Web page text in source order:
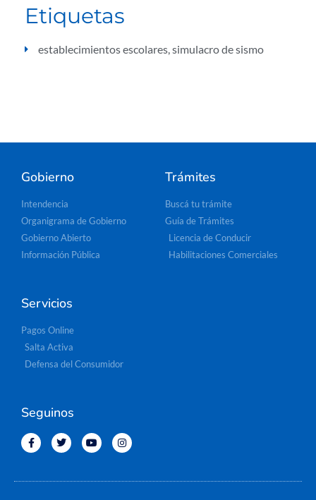
Etiquetas
establecimientos escolares,simulacro de sismo
Gobierno
Intendencia
Organigrama de Gobierno
Gobierno Abierto
Información Pública
Trámites
Buscá tu trámite
Guía de Trámites
Licencia de Conducir
Habilitaciones Comerciales
Servicios
Pagos Online
Salta Activa
Defensa del Consumidor
Seguinos